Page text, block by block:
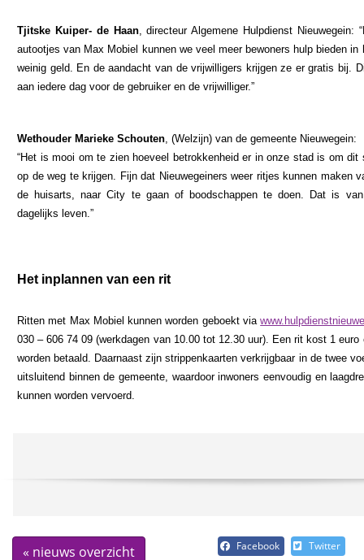
Tjitske Kuiper- de Haan, directeur Algemene Hulpdienst Nieuwegein:
autootjes van Max Mobiel kunnen we veel meer bewoners hulp bieden in
weinig geld. En de aandacht van de vrijwilligers krijgen ze er gratis bij.
aan iedere dag voor de gebruiker en de vrijwilliger.”
Wethouder Marieke Schouten, (Welzijn) van de gemeente Nieuwegein:
“Het is mooi om te zien hoeveel betrokkenheid er in onze stad is om dit
op de weg te krijgen. Fijn dat Nieuwegeiners weer ritjes kunnen maken
de huisarts, naar City te gaan of boodschappen te doen. Dat is
dagelijks leven.”
Het inplannen van een rit
Ritten met Max Mobiel kunnen worden geboekt via
030 – 606 74 09 (werkdagen van 10.00 tot 12.30 uur). Een rit kost 1
worden betaald. Daarnaast zijn strippenkaarten verkrijgbaar in de twee
uitsluitend binnen de gemeente, waardoor inwoners eenvoudig en
kunnen worden vervoerd.
Facebook Twitter
« nieuws overzicht